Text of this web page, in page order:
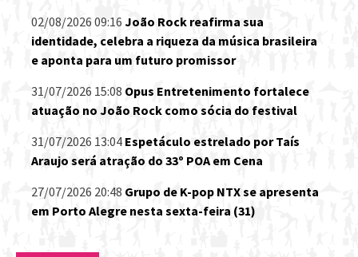
02/08/2026 09:16 João Rock reafirma sua
identidade, celebra a riqueza da música brasileira
e aponta para um futuro promissor
31/07/2026 15:08 Opus Entretenimento fortalece
atuação no João Rock como sócia do festival
31/07/2026 13:04 Espetáculo estrelado por Taís
Araujo será atração do 33º POA em Cena
27/07/2026 20:48 Grupo de K-pop NTX se apresenta
em Porto Alegre nesta sexta-feira (31)